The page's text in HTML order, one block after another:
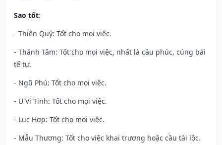
Sao tốt:
- Thiên Quý: Tốt cho mọi việc.
- Thánh Tâm: Tốt cho mọi việc, nhất là cầu phúc, cúng bái
tế tự.
- Ngũ Phú: Tốt cho mọi việc.
- U Vi Tinh: Tốt cho mọi việc.
- Lục Hợp: Tốt cho mọi việc.
- Mẫu Thương: Tốt cho việc khai trương hoặc cầu tài lộc.